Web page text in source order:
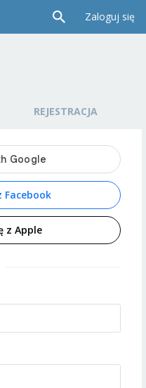
Zaloguj się
REJESTRACJA
Facebook
z Apple